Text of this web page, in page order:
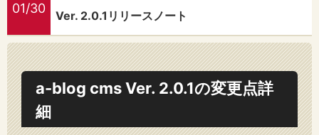
01/30 Ver. 2.0.1リリースノート
a-blog cms Ver. 2.0.1の変更点詳
細